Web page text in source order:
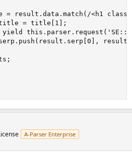
= result.data.match(/<h1
= title[1];
A-Parser Enterprise